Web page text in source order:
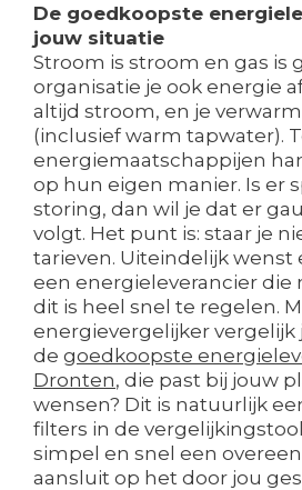
De goedkoopste
jouw situatie
Stroom is stroom en gas is
organisatie je ook energie
altijd stroom, en je
(inclusief warm tapwater).
energiemaatschappijen
op hun eigen manier. Is er
storing, dan wil je dat er
volgt. Het punt is: staar je
tarieven. Uiteindelijk
een energieleverancier die
dit is heel snel te regelen.
energievergelijker vergelijk
de goedkoopste
Dronten, die past bij jouw
wensen? Dit is natuurlijk
filters in de
simpel en snel een
aansluit op het door jou